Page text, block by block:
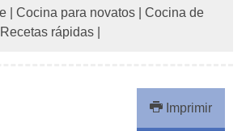
Cocina para novatos
Cocina de
Recetas rápidas
Imprimir